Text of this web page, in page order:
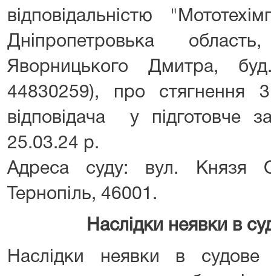
відповідальністю
Дніпропетровька
Яворницького Дмитра,
44830259), про cтягнення
відповідача у підготовче
25.03.24 р.
Адреса суду: вул. Князя
Тернопіль, 46001.
Наслідки неявки в
Наслідки неявки в